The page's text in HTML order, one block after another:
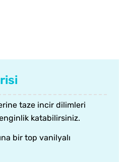
taze incir dilimleri
katabilirsiniz.
bir top vanilyalı